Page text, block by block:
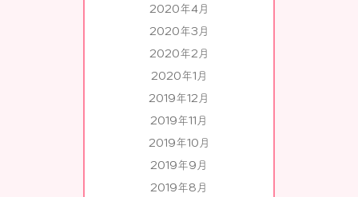
2020年4月
2020年3月
2020年2月
2020年1月
2019年12月
2019年11月
2019年10月
2019年9月
2019年8月